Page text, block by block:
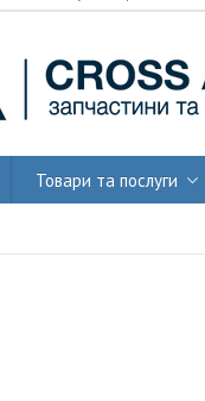
Товари та послуги